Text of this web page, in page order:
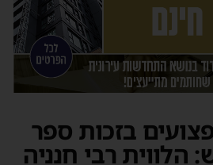
בזכות ספר
רבי חנניה